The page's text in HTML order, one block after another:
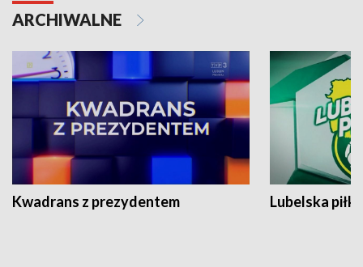
ARCHIWALNE
Kwadrans z prezydentem Lubelska piłka